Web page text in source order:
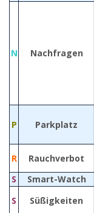
N Nachfragen
P Parkplatz
R
Rauchverbot
S
Smart-Watch
S
Süßigkeiten